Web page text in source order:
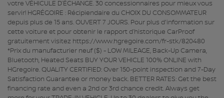
votre VÉHICULE D’ÉCHANGE. 30 concessionnaires pour mieux vous
servir! HGRÉGOIRE : Récipiendaire du CHOIX DU CONSOMMATEUR
depuis plus de 15 ans. OUVERT 7 JOURS. Pour plus d'information sur
cette voiture et pour obtenir le rapport d’historique CarProof
gratuitement visitez https://www.hgregoire.com/fr-stk/820480
*Prix du manufacturier neuf ($) - LOW MILEAGE, Back-Up Camera,
Bluetooth, Heated Seats BUY YOUR VEHICLE 100% ONLINE with
HGregoire. QUALITY CERTIFIED: Over 150-point inspection and 7-Day
Satisfaction Guarantee or money back. BETTER RATES: Get the best
financing rate and even a 2nd or 3rd chance credit. Always get